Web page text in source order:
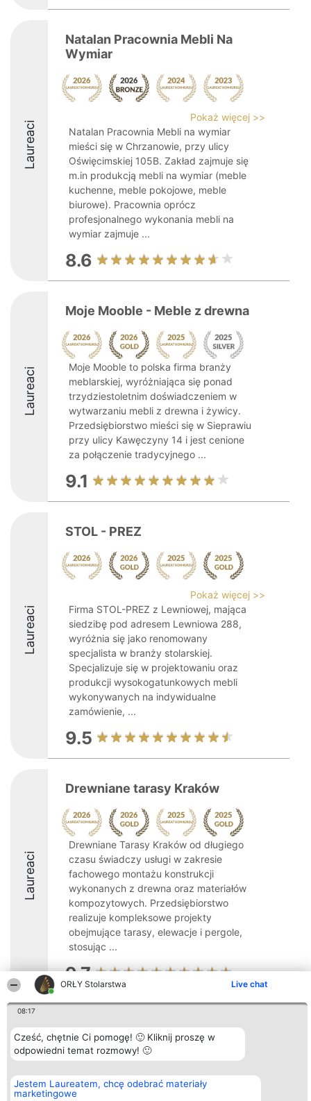
ORŁY Stolarstwa Live chat
08:17
Cześć, chętnie Ci pomogę! 🙂 Kliknij proszę w
odpowiedni temat rozmowy! 🙂
Jestem Laureatem, chcę odebrać materiały
marketingowe
Laureaci
Natalan Pracownia Mebli Na
Wymiar
Pokaż więcej >>
Natalan Pracownia Mebli na wymiar
mieści się w Chrzanowie, przy ulicy
Oświęcimskiej 105B. Zakład zajmuje się
m.in produkcją mebli na wymiar (meble
kuchenne, meble pokojowe, meble
biurowe). Pracownia oprócz
profesjonalnego wykonania mebli na
wymiar zajmuje ...
8.6
Laureaci
Moje Mooble - Meble z drewna
Moje Mooble to polska firma branży
meblarskiej, wyróżniająca się ponad
trzydziestoletnim doświadczeniem w
wytwarzaniu mebli z drewna i żywicy.
Przedsiębiorstwo mieści się w Sieprawiu
przy ulicy Kawęczyny 14 i jest cenione
za połączenie tradycyjnego ...
9.1
Laureaci
STOL - PREZ
Pokaż więcej >>
Firma STOL-PREZ z Lewniowej, mająca
siedzibę pod adresem Lewniowa 288,
wyróżnia się jako renomowany
specjalista w branży stolarskiej.
Specjalizuje się w projektowaniu oraz
produkcji wysokogatunkowych mebli
wykonywanych na indywidualne
zamówienie, ...
9.5
Laureaci
Drewniane tarasy Kraków
Drewniane Tarasy Kraków od długiego
czasu świadczy usługi w zakresie
fachowego montażu konstrukcji
wykonanych z drewna oraz materiałów
kompozytowych. Przedsiębiorstwo
realizuje kompleksowe projekty
obejmujące tarasy, elewacje i pergole,
stosując ...
9.7
Bright Side Solutions sp. z o.
o. sp. k.
ul. Ruska 22
Wrocław 50-079
381313360 | NIP 8943132676
+48 508 492 400
Laureaci
Lista
wszystkich
Laureatów
Regulamin